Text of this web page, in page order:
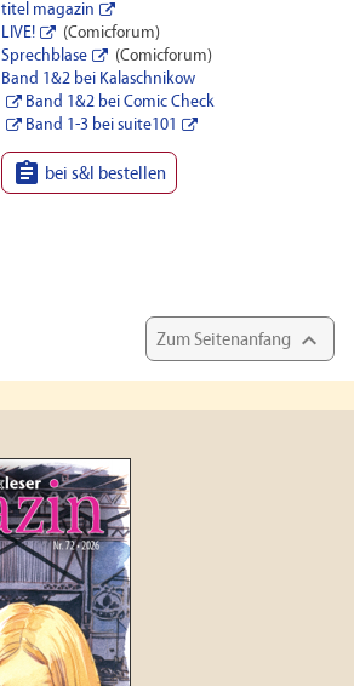
titel magazin
LIVE!
(Comicforum)
Sprechblase
(Comicforum)
Band 1&2 bei Kalaschnikow
Band 1&2 bei Comic Check
Band 1-3 bei suite101
 bei s&l bestellen
Zum Seitenanfang 